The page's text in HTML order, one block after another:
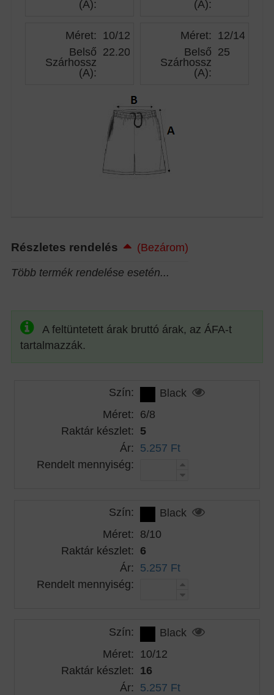
(A): (A):
Méret: 10/12
Belső
Szárhossz
(A):
22.20
Méret: 12/14
Belső
Szárhossz
(A):
25
Részletes rendelés
(Bezárom)
Több termék rendelése esetén...
A feltüntetett árak bruttó árak, az ÁFA-t
tartalmazzák.
Szín:
Black
Méret: 6/8
Raktár készlet: 5
Ár: 5.257 Ft
Rendelt mennyiség:
Szín:
Black
Méret: 8/10
Raktár készlet: 6
Ár: 5.257 Ft
Rendelt mennyiség:
Szín:
Black
Méret:
10/12
Raktár készlet: 16
Ár: 5.257 Ft